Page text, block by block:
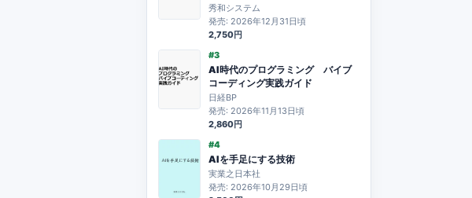
秀和システム
発売: 2026年12月31日頃
2,750円
#3
AI時代のプログラミング バイブ
コーディング実践ガイド
日経BP
発売: 2026年11月13日頃
2,860円
#4
AIを手足にする技術
実業之日本社
発売: 2026年10月29日頃